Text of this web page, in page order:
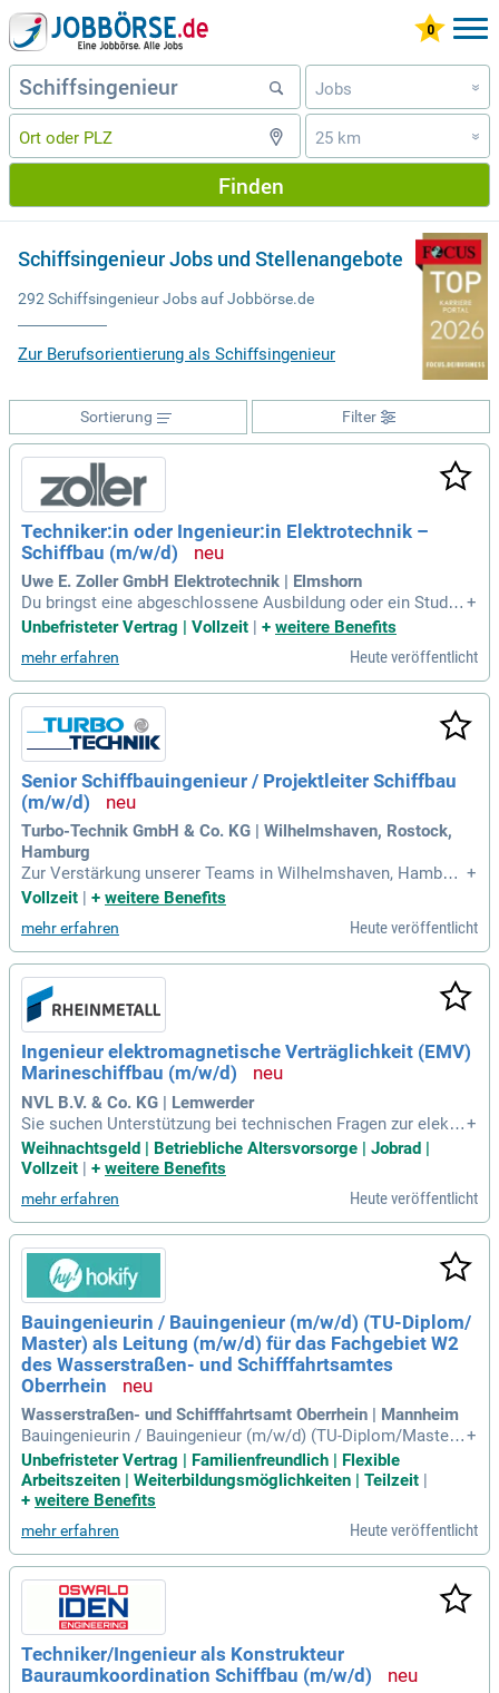
Jobs »
25 km »
Finden
Schiffsingenieur Jobs und Stellenangebote
292 Schiffsingenieur Jobs auf Jobbörse.de
Zur Berufsorientierung als Schiffsingenieur
Filter
Sortierung
Techniker:in oder Ingenieur:in Elektrotechnik –
Schiffbau (m/w/d)
Uwe E. Zoller GmbH Elektrotechnik | Elmshorn
Du bringst eine abgeschlossene Ausbildung oder ein Studiu
m im Bereich Elektrotechnik mit, als Techniker:in, Meister:i
n oder Ingenieur:in. Idealerweise hast du Erfahrung in der el
ektrotechnischen Planung im Schiffbau oder bei Schaltanla
gen. Praktische Kenntnisse im Anlagenbau sind von Vorteil.
Bei uns entwickelst du elektrotechnische Lösungen für Schi
ffe – von der Idee bis zur Inbetriebnahme. Wir bieten dir eine
n unbefristeten Arbeitsvertrag, überdurchschnittliche Bezahl
ung und moderne Büroausstattung. Verstärke unser Team u
nd gestalte innovative technische Lösungen gemeinsam!
+
Unbefristeter Vertrag | Vollzeit | + weitere Benefits
mehr erfahren Heute veröffentlicht
Senior Schiffbauingenieur / Projektleiter Schiffbau
(m/w/d)
Turbo-Technik GmbH & Co. KG | Wilhelmshaven, Rostock,
Hamburg
Zur Verstärkung unserer Teams in Wilhelmshaven, Hamburg
und Rostock suchen wir einen erfahrenen Schiffbauingenieu
u, Schiffsreparatur und Schiffsumbau eigenverantwortlich pl
ant, steuert und
+
Vollzeit
+ weitere Benefits
mehr erfahren Heute veröffentlicht
Ingenieur elektromagnetische Verträglichkeit (EMV)
Marineschiffbau (m/w/d)
NVL B.V. & Co. KG | Lemwerder
Sie suchen Unterstützung bei technischen Fragen zur elektr
omagnetischen Verträglichkeit (EMV)? Unser expertisierter
Service bietet umfassende Beratung und lösungsorientierte
eng mit unseren Auftraggebern zusammen, um die fachliche
Umsetzung zu gewährleisten. Eigenverantwortlich planen un
d organisieren wir EMV-Prüfungen und Vermessungen an Bo
rd, wobei wir die Ergebnisse auf die Einhaltung der Anforder
ungen bewerten. Mit modernen Tools wie Ansys Electronics
Desktop führen wir präzise Analysen und Simulationen durc
h. Vertrauen Sie uns, um Ihre elektromagnetischen Herausf
orderungen kompetent zu meistern und alle Schnittstellen o
ptimal zu berücksichtigen.
+
Weihnachtsgeld | Betriebliche Altersvorsorge | Jobrad |
Vollzeit | + weitere Benefits
mehr erfahren Heute veröffentlicht
Bauingenieurin / Bauingenieur (m/w/d) (TU-Diplom/​
Master) als Leitung (m/w/d) für das Fachgebiet W2
des Wasserstraßen- und Schifffahrtsamtes
Oberrhein
Wasserstraßen- und Schifffahrtsamt Oberrhein | Mannheim
Bauingenieurin / Bauingenieur (m/w/d) (TU-Diplom/​Master)
als Leitung (m/w/d) für das Fachgebiet W2 des Wasserstraß
en- und Schifffahrtsamtes Oberrhein: Der Dienstort ist Mann
heim. Referenzcode der Ausschreibung 20261238 9339.
+
Unbefristeter Vertrag | Familienfreundlich | Flexible
Arbeitszeiten | Weiterbildungsmöglichkeiten | Teilzeit |
+ weitere Benefits
mehr erfahren Heute veröffentlicht
Techniker/Ingenieur als Konstrukteur
Bauraumkoordination Schiffbau (m/w/d)